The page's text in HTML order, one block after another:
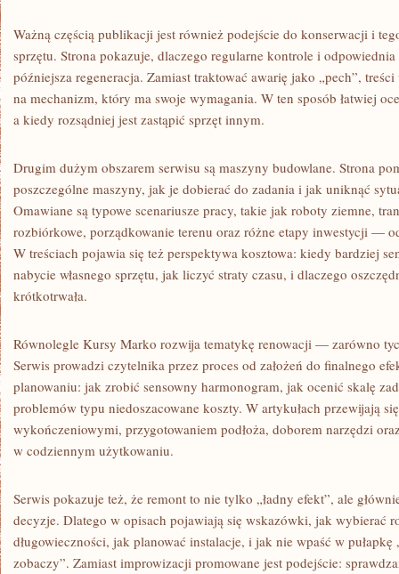
Ważną częścią publikacji jest również podejście do konserwacji i
sprzętu. Strona pokazuje, dlaczego regularne kontrole i odpowiednia
późniejsza regeneracja. Zamiast traktować awarię jako „pech”,
na mechanizm, który ma swoje wymagania. W ten sposób łatwiej
a kiedy rozsądniej jest zastąpić sprzęt innym.
Drugim dużym obszarem serwisu są maszyny budowlane. Strona
poszczególne maszyny, jak je dobierać do zadania i jak uniknąć
Omawiane są typowe scenariusze pracy, takie jak roboty ziemne,
rozbiórkowe, porządkowanie terenu oraz różne etapy inwestycji —
W treściach pojawia się też perspektywa kosztowa: kiedy bardziej
nabycie własnego sprzętu, jak liczyć straty czasu, i dlaczego
krótkotrwała.
Równolegle Kursy Marko rozwija tematykę renowacji — zarówno
Serwis prowadzi czytelnika przez proces od założeń do finalnego
planowaniu: jak zrobić sensowny harmonogram, jak ocenić skalę
problemów typu niedoszacowane koszty. W artykułach przewijają
wykończeniowymi, przygotowaniem podłoża, doborem narzędzi
w codziennym użytkowaniu.
Serwis pokazuje też, że remont to nie tylko „ładny efekt”, ale
decyzje. Dlatego w opisach pojawiają się wskazówki, jak wybierać
długowieczności, jak planować instalacje, i jak nie wpaść w
zobaczy”. Zamiast improwizacji promowane jest podejście: